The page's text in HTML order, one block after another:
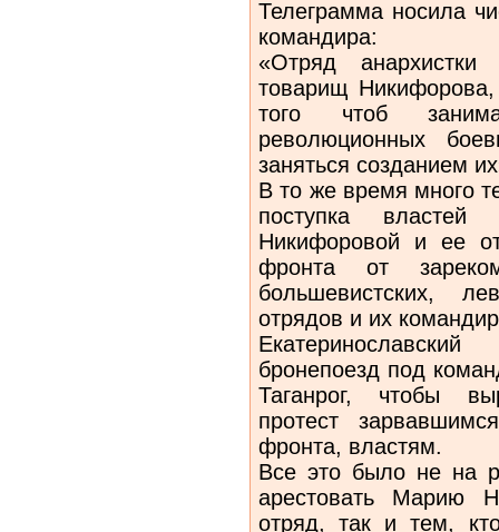
Телеграмма носила
командира:
«Отряд
товарищ
того чтоб
революционных
заняться созданием
В то же время много
поступка властей
Никифоровой и ее
фронта от
большевистских,
отрядов и их
бронепоезд под
Таганрог, чтобы
протест
фронта, властям.
Все это было не на
арестовать Марию
отряд, так и тем,